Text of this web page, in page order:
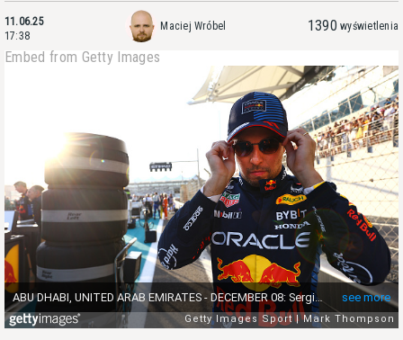
11.06.25
17:38
Maciej Wróbel 1390 wyświetlenia
Embed from Getty Images